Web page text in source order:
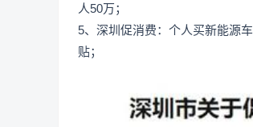
人50万；
5、深圳促消费：个人买新能源
贴；